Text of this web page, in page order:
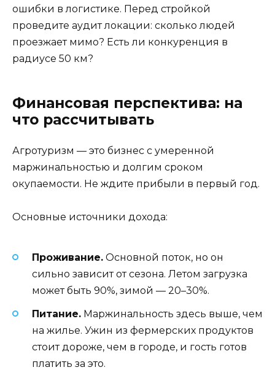
ошибки в логистике. Перед стройкой
проведите аудит локации: сколько людей
проезжает мимо? Есть ли конкуренция в
радиусе 50 км?
Финансовая перспектива: на
что рассчитывать
Агротуризм — это бизнес с умеренной
маржинальностью и долгим сроком
окупаемости. Не ждите прибыли в первый год.
Основные источники дохода:
Проживание. Основной поток, но он
сильно зависит от сезона. Летом загрузка
может быть 90%, зимой — 20–30%.
Питание. Маржинальность здесь выше, чем
на жилье. Ужин из фермерских продуктов
стоит дороже, чем в городе, и гость готов
платить за это.